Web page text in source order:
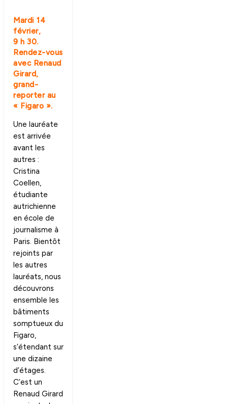
Mardi 14
février,
9 h 30.
Rendez-vous
avec Renaud
Girard,
grand-
reporter au
« Figaro ».
Une lauréate
est arrivée
avant les
autres :
Cristina
Coellen,
étudiante
autrichienne
en école de
journalisme à
Paris. Bientôt
rejoints par
les autres
lauréats, nous
découvrons
ensemble les
bâtiments
somptueux du
Figaro,
s’étendant sur
une dizaine
d’étages.
C’est un
Renaud Girard